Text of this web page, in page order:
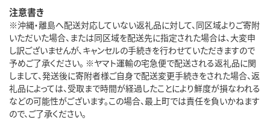
注意書き
※沖縄・離島へ配送対応していない返礼品に対して、同区域よりご寄附
いただいた場合、または同区域を配送先に指定された場合は、大変申
し訳ございませんが、キャンセルの手続きを行わせていただきますので
予めご了承ください。 ※ヤマト運輸の宅急便で配送される返礼品に関
しまして、発送後に寄附者様ご自身で配送変更手続きをされた場合、返
礼品によっては、受取まで時間が経過したことにより鮮度が損なわれる
などの可能性がございます。この場合、最上町では責任を負いかねます
ので、ご了承ください。